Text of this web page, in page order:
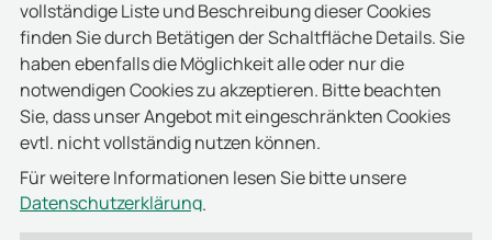
erkennt automatisch und kontaktlos mittels RFID-
Leser den in den Zylinder gesteckten keyTag. Eine
Management-Software sorgt für die
Systemsteuerung, Dokumentation und Verwaltung
schlüsselrelevanter Informationen wie
Benutzerdaten, Schlüsselzuweisungen oder
Zugriffsberechtigungen. Das Bedienen des
Schlüsselschranks erfolgt über eine
vollständige Liste und Beschreibung dieser Cookies
finden Sie durch Betätigen der Schaltfläche Details. Sie
haben ebenfalls die Möglichkeit alle oder nur die
notwendigen Cookies zu akzeptieren. Bitte beachten
Sie, dass unser Angebot mit eingeschränkten Cookies
evtl. nicht vollständig nutzen können.
Für weitere Informationen lesen Sie bitte unsere
Datenschutzerklärung.